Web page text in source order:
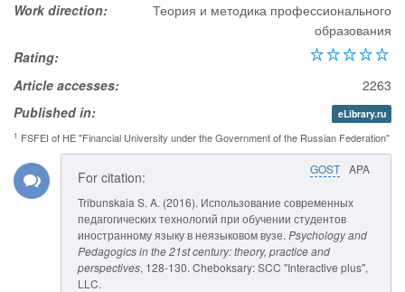
Work direction:
Теория и методика профессионального
образования
Rating:
Article accesses:
2263
Published in:
eLibrary.ru
1 FSFEI of HE "Financial University under the Government of the Russian Federation"
GOST APA
For citation:
Tribunskaia S. A. (2016). Использование современных
педагогических технологий при обучении студентов
иностранному языку в неязыковом вузе. Psychology and
Pedagogics in the 21st century: theory, practice and
perspectives, 128-130. Cheboksary: SCC "Interactive plus",
LLC.